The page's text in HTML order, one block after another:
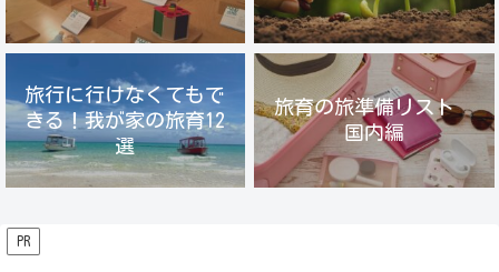
旅行に行けなくてもで
きる！我が家の旅育12
選
旅育の旅準備リスト
国内編
PR